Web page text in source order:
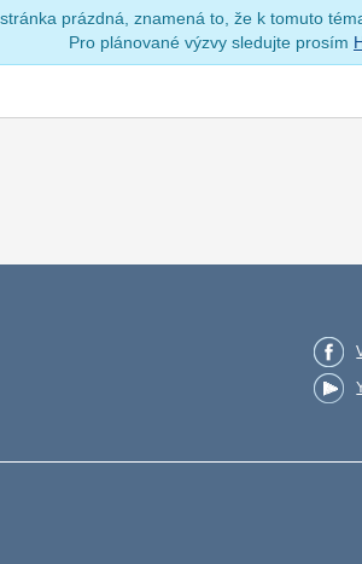
prázdná, znamená to, že k tomuto
Pro plánované výzvy sledujte prosím